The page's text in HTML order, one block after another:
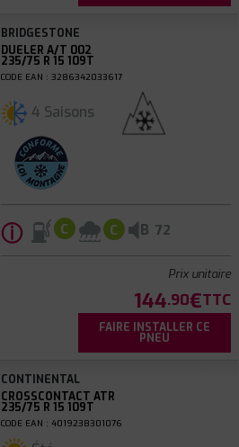
BRIDGESTONE
DUELER A/T 002
235/75 R 15 109T
CODE EAN : 3286342033617
4 Saisons
ⓘ C C B 72
Prix unitaire
144.90€TTC
FAIRE INSTALLER CE
PNEU
CONTINENTAL
CROSSCONTACT ATR
235/75 R 15 109T
CODE EAN : 4019238301076